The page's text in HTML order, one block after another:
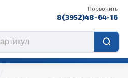
Позвонить
8(3952)48-64-16